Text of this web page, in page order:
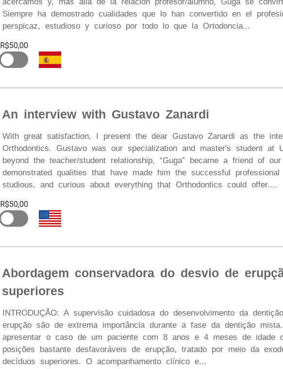
Siempre ha demostrado cualidades que lo han convertido en el
perspicaz, estudioso y curioso por todo lo que la Ortodoncia...
R$50,00
An interview with Gustavo Zanardi
With great satisfaction, I present the dear Gustavo Zanardi as the
Orthodontics. Gustavo was our specialization and master's student at
beyond the teacher/student relationship, “Guga” became a friend of
demonstrated qualities that have made him the successful
studious, and curious about everything that Orthodontics could offer....
R$50,00
Abordagem conservadora do desvio de
superiores
INTRODUÇÃO: A supervisão cuidadosa do desenvolvimento da
erupção são de extrema importância durante a fase da dentição
apresentar o caso de um paciente com 8 anos e 4 meses de idade
posições bastante desfavoráveis de erupção, tratado por meio da
decíduos superiores. O acompanhamento clínico e...